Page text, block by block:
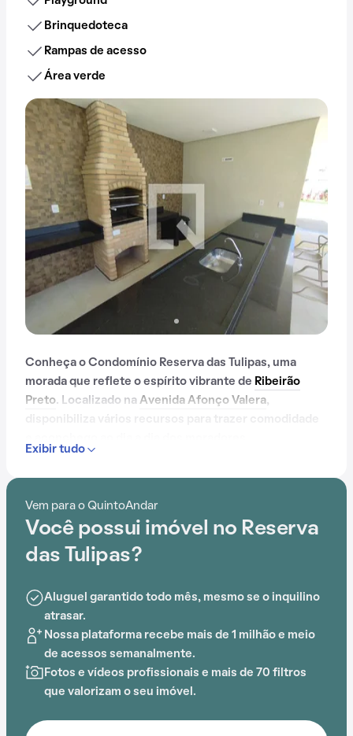
Brinquedoteca
Rampas de acesso
Área verde
Conheça o Condomínio Reserva das Tulipas, uma
morada que reflete o espírito vibrante de Ribeirão
Preto. Localizado na Avenida Afonço Valera,
Contando com portaria 24 horas, piscina, salão de
Reserva das Tulipas é preparado para atender às
necessidades dos moradores que buscam lazer e
conforto em um só lugar.
Exibir tudo
Vem para o QuintoAndar
Você possui imóvel no Reserva
das Tulipas?
Aluguel garantido todo mês, mesmo se o inquilino
atrasar.
Nossa plataforma recebe mais de 1 milhão e meio
de acessos semanalmente.
Fotos e vídeos profissionais e mais de 70 filtros
que valorizam o seu imóvel.